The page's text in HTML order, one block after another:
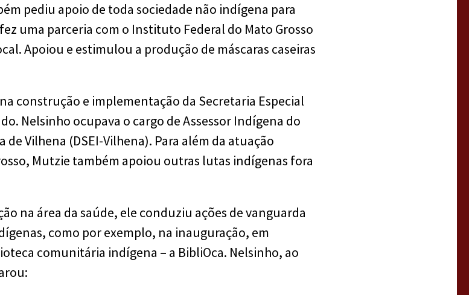
pediu apoio de toda sociedade não indígena para
uma parceria com o Instituto Federal do Mato Grosso
Apoiou e estimulou a produção de máscaras caseiras
construção e implementação da Secretaria Especial
Nelsinho ocupava o cargo de Assessor Indígena do
Vilhena (DSEI-Vilhena). Para além da atuação
Mutzie também apoiou outras lutas indígenas fora
na área da saúde, ele conduziu ações de vanguarda
como por exemplo, na inauguração, em
comunitária indígena – a BibliOca. Nelsinho, ao